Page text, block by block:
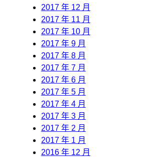
2017 年 12 月
2017 年 11 月
2017 年 10 月
2017 年 9 月
2017 年 8 月
2017 年 7 月
2017 年 6 月
2017 年 5 月
2017 年 4 月
2017 年 3 月
2017 年 2 月
2017 年 1 月
2016 年 12 月